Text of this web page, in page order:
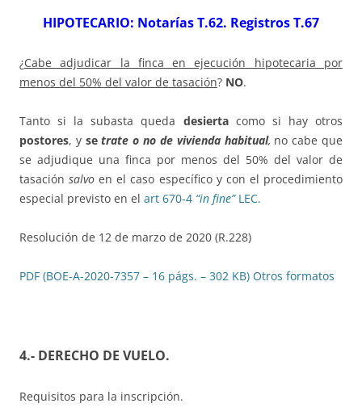
HIPOTECARIO: Notarías T.62. Registros T.67
¿Cabe adjudicar la finca en ejecución hipotecaria por
menos del 50% del valor de tasación? NO.
Tanto si la subasta queda desiertacomo si hay otros
postores, y setrate o no de vivienda habitual, no cabe que
se adjudique una finca por menos del 50% del valor de
tasaciónsalvo en el caso específico y con el procedimiento
especial previsto en el art 670-4 “in fine”LEC.
Resolución de 12 de marzo de 2020 (R.228)
PDF (BOE-A-2020-7357 – 16 págs. – 302 KB) Otros formatos
4.- DERECHO DE VUELO.
Requisitos para la inscripción.